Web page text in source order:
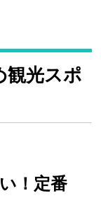
観光スポ
！定番